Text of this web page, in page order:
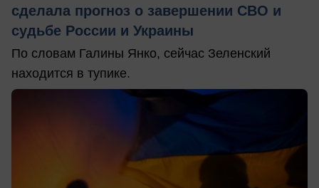
сделала прогноз о завершении СВО и
судьбе России и Украины
По словам Галины Янко, сейчас Зеленский
находится в тупике.